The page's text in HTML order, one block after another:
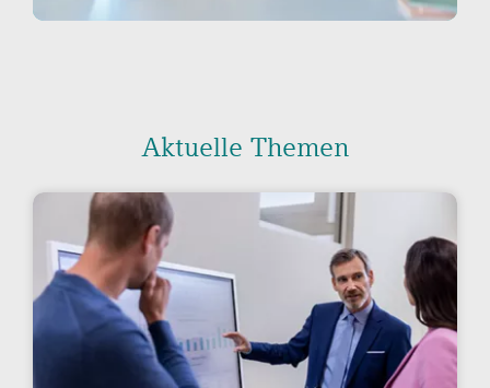
Aktuelle Themen